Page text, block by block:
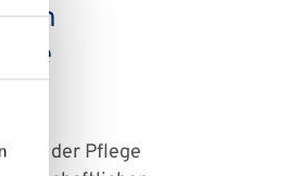
der Pflege